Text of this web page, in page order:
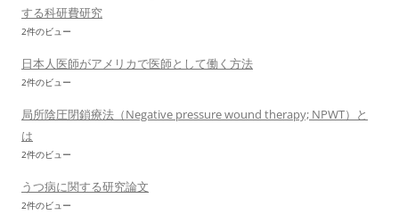
する科研費研究
2件のビュー
日本人医師がアメリカで医師として働く方法
2件のビュー
局所陰圧閉鎖療法（Negative pressure wound therapy; NPWT）と
は
2件のビュー
うつ病に関する研究論文
2件のビュー